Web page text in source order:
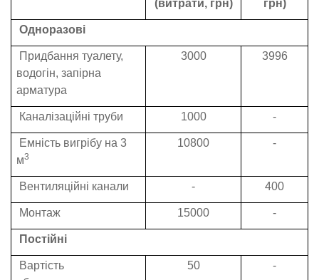
(витрати, грн)
грн)
Одноразові
Придбання туалету,
водогін, запірна
арматура
3000 3996
Каналізаційні труби 1000 -
Емність вигрібу на 3
м3
10800 -
Вентиляційні канали - 400
Монтаж 15000 -
Постійні
Вартість
50 -